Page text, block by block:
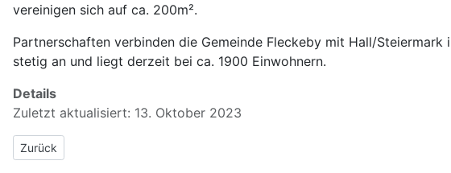
vereinigen sich auf ca. 200m².
Partnerschaften verbinden die Gemeinde Fleckeby mit Hall/
stetig an und liegt derzeit bei ca. 1900 Einwohnern.
Details
Zuletzt aktualisiert: 13. Oktober 2023
Vorheriger Beitrag: Umland
Zurück